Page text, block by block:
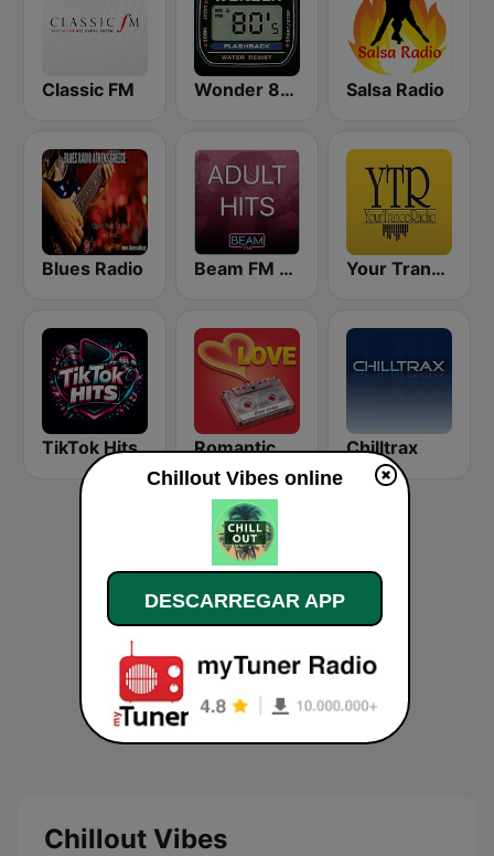
Classic FM Wonder 80's Salsa Radio
Blues Radio Beam FM - Adult Hits Your Trance Radio
TikTok Hits Romantic Vibes Chilltrax
Chillout Vibes
Chillout Vibes online
DESCARREGAR APP